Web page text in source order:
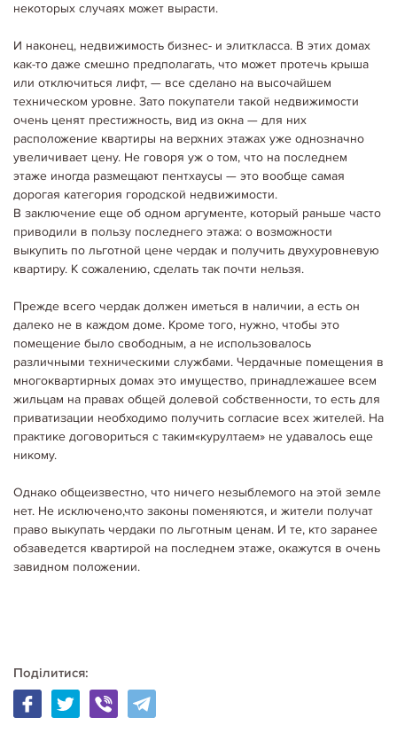
некоторых случаях может вырасти.
И наконец, недвижимость бизнес- и элиткласса. В этих домах
как-то даже смешно предполагать, что может протечь крыша
или отключиться лифт, — все сделано на высочайшем
техническом уровне. Зато покупатели такой недвижимости
очень ценят престижность, вид из окна — для них
расположение квартиры на верхних этажах уже однозначно
увеличивает цену. Не говоря уж о том, что на последнем
этаже иногда размещают пентхаусы — это вообще самая
дорогая категория городской недвижимости.
В заключение еще об одном аргументе, который раньше часто
приводили в пользу последнего этажа: о возможности
выкупить по льготной цене чердак и получить двухуровневую
квартиру. К сожалению, сделать так почти нельзя.
Прежде всего чердак должен иметься в наличии, а есть он
далеко не в каждом доме. Кроме того, нужно, чтобы это
помещение было свободным, а не использовалось
различными техническими службами. Чердачные помещения в
многоквартирных домах это имущество, принадлежашее всем
жильцам на правах общей долевой собственности, то есть для
приватизации необходимо получить согласие всех жителей. На
практике договориться с таким«курултаем» не удавалось еще
никому.
Однако общеизвестно, что ничего незыблемого на этой земле
нет. Не исключено,что законы поменяются, и жители получат
право выкупать чердаки по льготным ценам. И те, кто заранее
обзаведется квартирой на последнем этаже, окажутся в очень
завидном положении.
Поділитися:
18.04.2020 Ріелтори
РИЭЛТОРЫ И ОБЯЗАТЕЛЬНЫЙ ФИНМОНИТОРИНГ
Вот уже больше двух недель специалисты рынка недвижимости,да и
не только они, активно обсуждают принятый Верховной Радой Закон
№ 2258-IV«О предотвращении и противодействии легализации
(отмыванию) доходов, полученныхпреступным…
Детальніше...
18.04.2020
ОБМЕН КВАРТИР. КАК ОБЕЗОПАСИТЬ СЕБЯ